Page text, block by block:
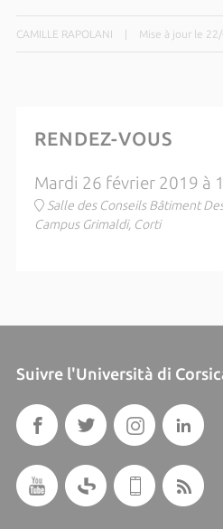
CAMILLE RAPOLANI Mise à jour le
RENDEZ-VOUS
Mardi 26 février 2019 à
Salle des Conseils Bâtiment
Campus Grimaldi, Corti
Suivre l'Università di